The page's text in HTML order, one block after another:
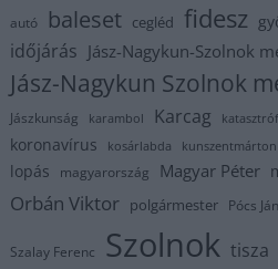
autó baleset cegléd fidesz
időjárás Jász-Nagykun-Szolnok
Jász-Nagykun Szolnok
Jászkunság karambol Karcag
koronavírus kosárlabda kunszentmárton
lopás magyarország Magyar Péter
Orbán Viktor polgármester Pócs
Szalay Ferenc Szolnok tisza